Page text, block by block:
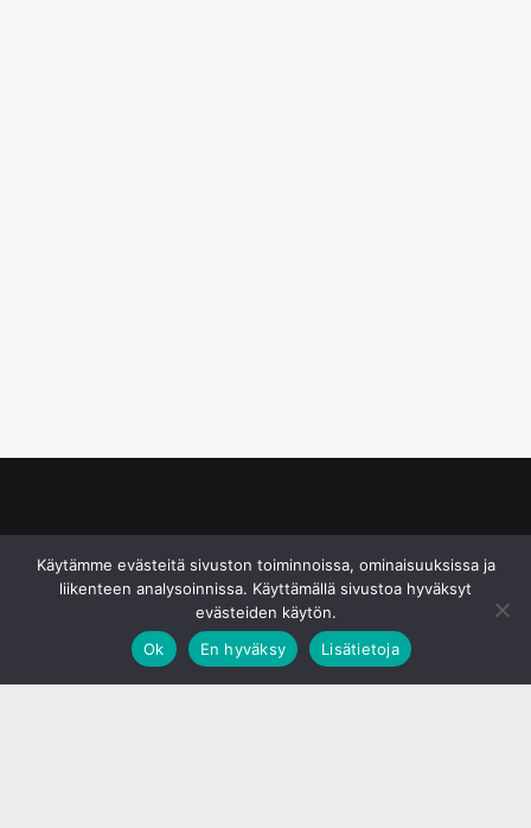
Käytämme evästeitä sivuston toiminnoissa, ominaisuuksissa ja
liikenteen analysoinnissa. Käyttämällä sivustoa hyväksyt
evästeiden käytön.
Ok
En hyväksy Lisätietoja